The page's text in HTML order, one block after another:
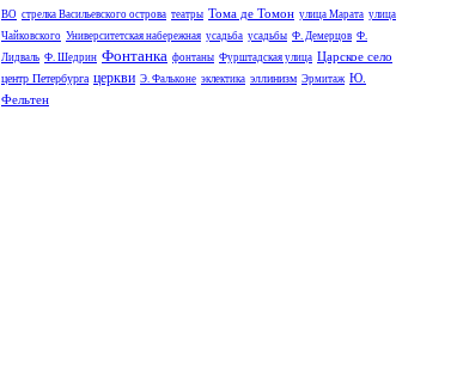
ВО стрелка Васильевского острова театры Тома де Томон улица Марата улица
Чайковского Университетская набережная усадьба усадьбы Ф. Демерцов Ф.
Лидваль Ф. Шедрин Фонтанка фонтаны Фурштадская улица Царское село
центр Петербурга церкви Э. Фальконе эклектика эллинизм Эрмитаж Ю.
Фельтен